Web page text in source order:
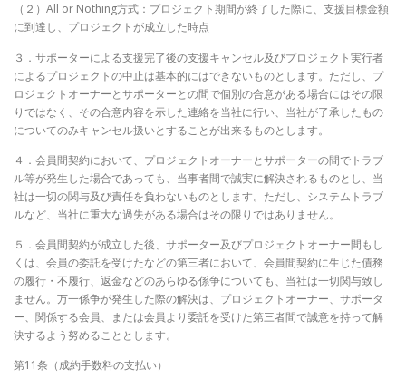
（２）All or Nothing方式：プロジェクト期間が終了した際に、支援目標金額
に到達し、プロジェクトが成立した時点
３．サポーターによる支援完了後の支援キャンセル及びプロジェクト実行者
によるプロジェクトの中止は基本的にはできないものとします。ただし、プ
ロジェクトオーナーとサポーターとの間で個別の合意がある場合にはその限
りではなく、その合意内容を示した連絡を当社に行い、当社が了承したもの
についてのみキャンセル扱いとすることが出来るものとします。
４．会員間契約において、プロジェクトオーナーとサポーターの間でトラブ
ル等が発生した場合であっても、当事者間で誠実に解決されるものとし、当
社は一切の関与及び責任を負わないものとします。ただし、システムトラブ
ルなど、当社に重大な過失がある場合はその限りではありません。
５．会員間契約が成立した後、サポーター及びプロジェクトオーナー間もし
くは、会員の委託を受けたなどの第三者において、会員間契約に生じた債務
の履行・不履行、返金などのあらゆる係争についても、当社は一切関与致し
ません。万一係争が発生した際の解決は、プロジェクトオーナー、サポータ
ー、関係する会員、または会員より委託を受けた第三者間で誠意を持って解
決するよう努めることとします。
第11条（成約手数料の支払い）